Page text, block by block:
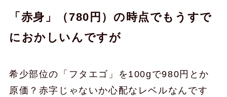
「赤身」（780円）の時点でもうすで
におかしいんですが
希少部位の「フタエゴ」を100gで980円とか
原価？赤字じゃないか心配なレベルなんです